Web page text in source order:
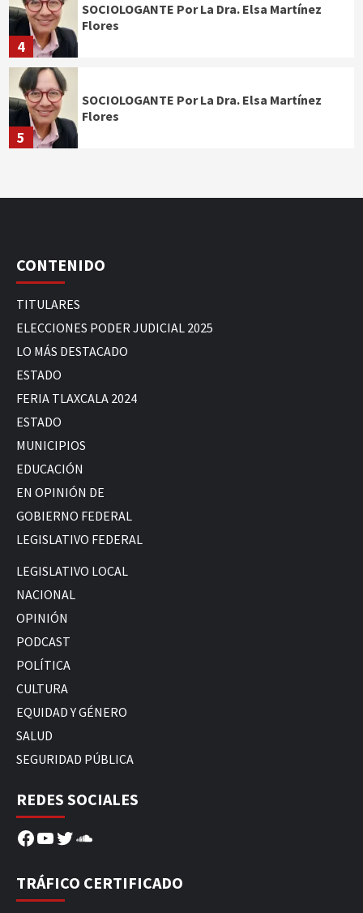
4
SOCIOLOGANTE Por La Dra. Elsa Martínez
Flores
5
SOCIOLOGANTE Por La Dra. Elsa Martínez
Flores
CONTENIDO
TITULARES
ELECCIONES PODER JUDICIAL 2025
LO MÁS DESTACADO
ESTADO
FERIA TLAXCALA 2024
ESTADO
MUNICIPIOS
EDUCACIÓN
EN OPINIÓN DE
GOBIERNO FEDERAL
LEGISLATIVO FEDERAL
LEGISLATIVO LOCAL
NACIONAL
OPINIÓN
PODCAST
POLÍTICA
CULTURA
EQUIDAD Y GÉNERO
SALUD
SEGURIDAD PÚBLICA
REDES SOCIALES
Facebook
YouTube
Twitter
SoundCloud
TRÁFICO CERTIFICADO